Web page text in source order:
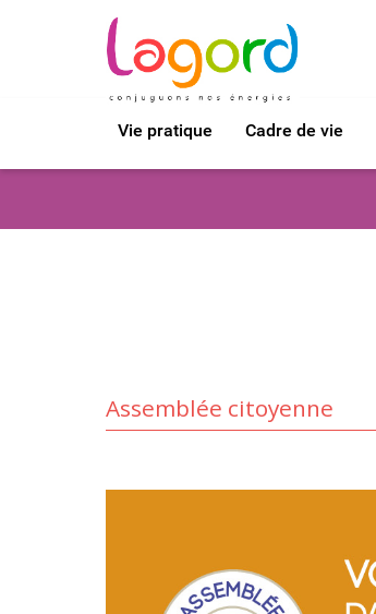
Vie pratique Cadre de vie
Assemblée citoyenne